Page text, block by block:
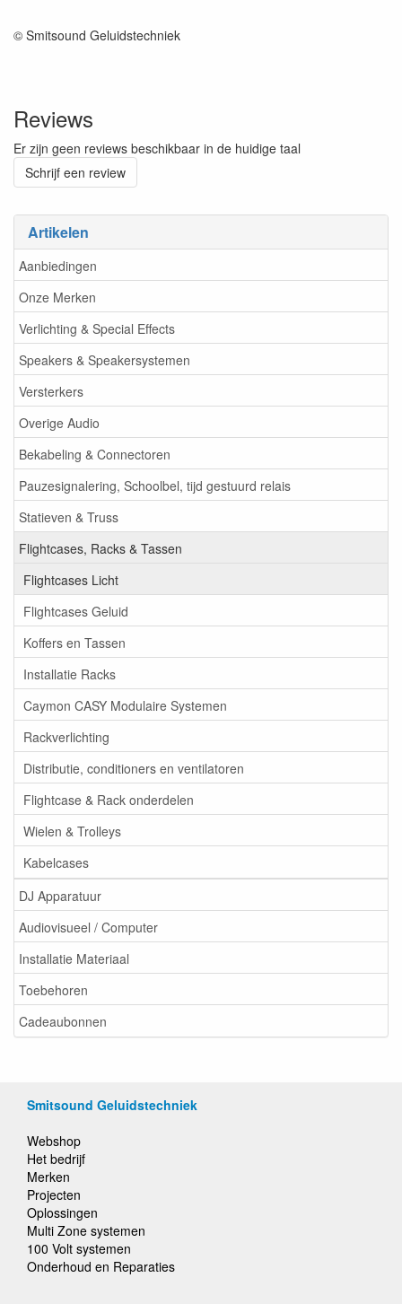
Artikelen
Aanbiedingen
Onze Merken
Verlichting & Special Effects
Speakers & Speakersystemen
Versterkers
Overige Audio
Bekabeling & Connectoren
Pauzesignalering, Schoolbel, tijd gestuurd relais
Statieven & Truss
Flightcases, Racks & Tassen
Flightcases Licht
Flightcases Geluid
Koffers en Tassen
Installatie Racks
Caymon CASY Modulaire Systemen
Rackverlichting
Distributie, conditioners en ventilatoren
Flightcase & Rack onderdelen
Wielen & Trolleys
Kabelcases
DJ Apparatuur
Audiovisueel / Computer
Installatie Materiaal
Toebehoren
Cadeaubonnen
© Smitsound Geluidstechniek
Reviews
Er zijn geen reviews beschikbaar in de huidige taal
Schrijf een review
Smitsound Geluidstechniek
Webshop
Het bedrijf
Merken
Projecten
Oplossingen
Multi Zone systemen
100 Volt systemen
Onderhoud en Reparaties